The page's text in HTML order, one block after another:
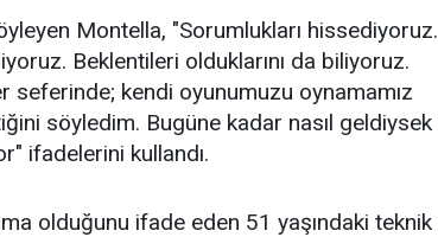
Montella, "Sorumlukları hissediyoruz.
Beklentileri olduklarını da biliyoruz.
seferinde; kendi oyunumuzu oynamamız
söyledim. Bugüne kadar nasıl geldiysek
ifadelerini kullandı.
olduğunu ifade eden 51 yaşındaki teknik